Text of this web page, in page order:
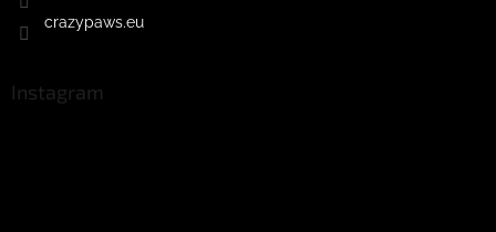
crazypaws.eu
Instagram